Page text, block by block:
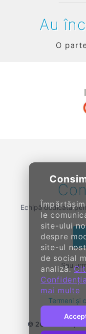
le
site-ului
despre
site-ul
de social
analiză.
mai multe
Au
O
Echipă dedicată
Sau
Termeni și
© 2014-
2026,